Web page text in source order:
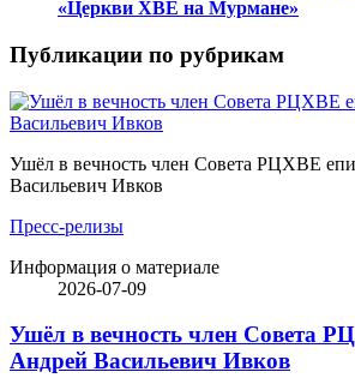
«Церкви ХВЕ на Мурмане»
Публикации по рубрикам
Ушёл в вечность член Совета РЦХВЕ
Васильевич Ивков
Пресс-релизы
Информация о материале
2026-07-09
Ушёл в вечность член Совета
Андрей Васильевич Ивков